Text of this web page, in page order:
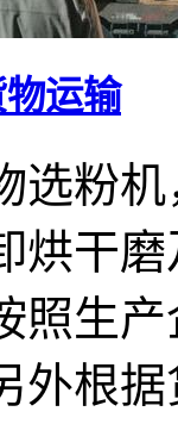
运输
选粉
烘干
照生
外根